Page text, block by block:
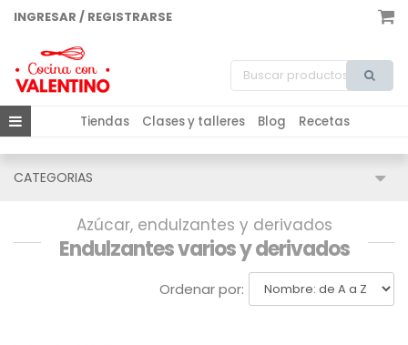
INGRESAR / REGISTRARSE
Tiendas Clases y talleres Blog Recetas
CATEGORIAS
Azúcar, endulzantes y derivados
Endulzantes varios y derivados
Ordenar por: